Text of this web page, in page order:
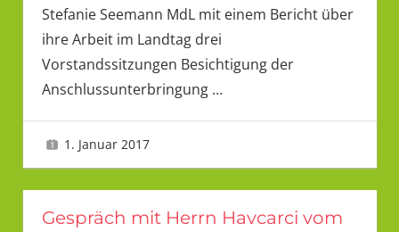
Stefanie Seemann MdL mit einem Bericht über
ihre Arbeit im Landtag drei
Vorstandssitzungen Besichtigung der
Anschlussunterbringung …
1. Januar 2017
Gespräch mit Herrn Havcarci vom